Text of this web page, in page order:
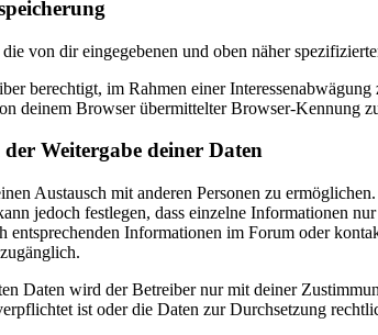
von dir eingegebenen und oben näher
berechtigt, im Rahmen einer
deinem Browser übermittelter Browser-Kennung
Weitergabe deiner Daten
Austausch mit anderen Personen zu
jedoch festlegen, dass einzelne Informationen
entsprechenden Informationen im Forum oder
Daten wird der Betreiber nur mit deiner
ist oder die Daten zur Durchsetzung